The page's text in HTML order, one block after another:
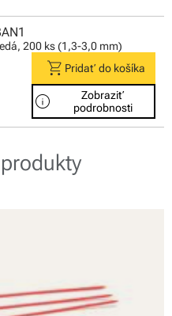
200 ks (1,3-3,0 mm)
shopping_cart Pridať do košíka
info
Zobraziť
podrobnosti